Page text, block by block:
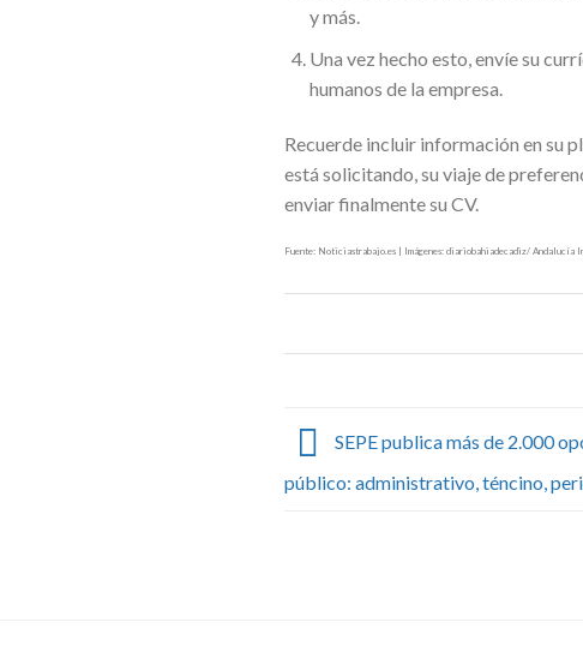
y más.
Una vez hecho esto, envíe su
humanos de la empresa.
Recuerde incluir información en su
está solicitando, su viaje de
enviar finalmente su CV.
Fuente: Noticiastrabajo.es | Imágenes: diariobahiadecadiz/ Andalucía
SEPE publica más de 2.000
público: administrativo, téncino,